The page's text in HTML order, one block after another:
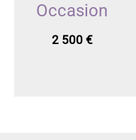
Occasion
2 500 €